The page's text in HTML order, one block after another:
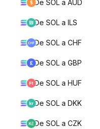
De SOL a AUD
De SOL a ILS
De SOL a CHF
De SOL a GBP
De SOL a HUF
De SOL a DKK
De SOL a CZK